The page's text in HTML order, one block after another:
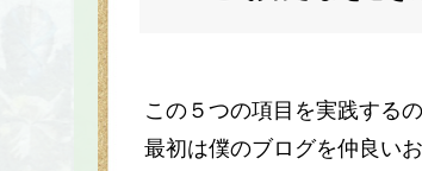
この５つの項目を実践する
最初は僕のブログを仲良い